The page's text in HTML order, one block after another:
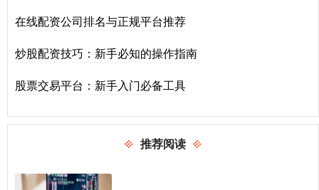
在线配资公司排名与正规平台推荐
炒股配资技巧：新手必知的操作指南
股票交易平台：新手入门必备工具
推荐阅读